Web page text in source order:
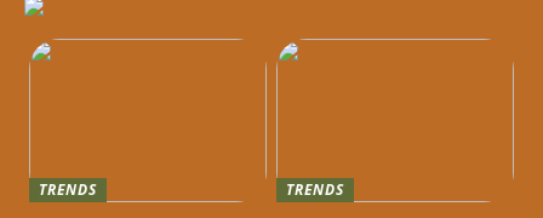
TRENDS
TRENDS